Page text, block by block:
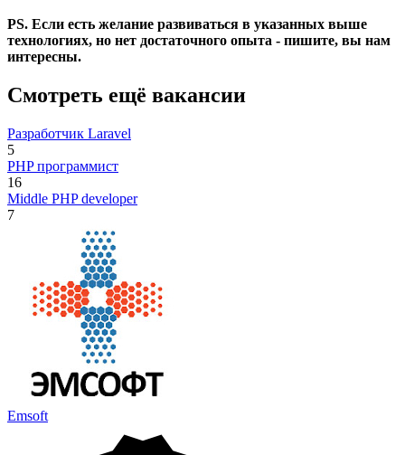
PS. Если есть желание развиваться в указанных выше
технологиях, но нет достаточного опыта - пишите, вы нам
интересны.
Смотреть ещё вакансии
Разработчик Laravel
5
PHP программист
16
Middle PHP developer
7
Emsoft